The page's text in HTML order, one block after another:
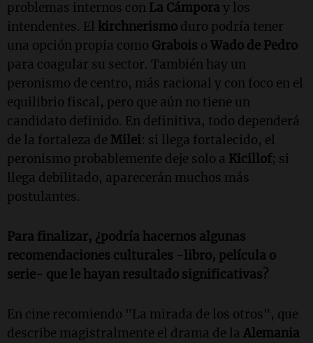
problemas internos con La Cámpora y los
intendentes. El kirchnerismo duro podría tener
una opción propia como Grabois o Wado de Pedro
para coagular su sector. También hay un
peronismo de centro, más racional y con foco en el
equilibrio fiscal, pero que aún no tiene un
candidato definido. En definitiva, todo dependerá
de la fortaleza de Milei: si llega fortalecido, el
peronismo probablemente deje solo a Kicillof; si
llega debilitado, aparecerán muchos más
postulantes.
Para finalizar, ¿podría hacernos algunas
recomendaciones culturales -libro, película o
serie- que le hayan resultado significativas?
En cine recomiendo "La mirada de los otros", que
describe magistralmente el drama de la Alemania